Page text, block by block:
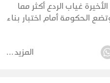
غياب الردع أكثر مما
الحكومة أمام اختبار بناء
المزيد